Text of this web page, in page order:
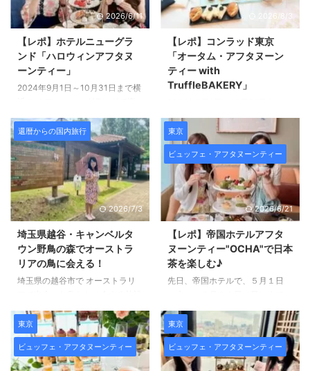
アルなホテル。 ６０代が宿泊し
て実際にどうだったかなど詳しく
ご紹介します。 モクシーホテル
大阪本町とはどんなホテル？ モ
クシーホテル大阪本町は、大阪市
の中心部、 本町エリアに位置す
るマリオット系列のホテルです。
知られていています。 すぐ ...
数が増えれば増えるほどその差は
大きくなります。 今回は 航空会
社が設けているシニア割引につい
て まとめてみました。 ６０代以
上の方の参考になれば嬉しいで
す。 航空会社のシニア割引と
は？ 航空会社のシニア割引は、
の方を対象にした お得な運賃プ
ランです。 ANAの「スマー ...
2026/6/11
【レポ】ホテルニューグラ
ンド「ハロウィンアフタヌ
ーンティー」
2024年9月1日～10月31日まで横
しめる 「ハロウィンアフタヌー
ンティー」 の試食に行ってきま
した！ 「ハロウィンの夜に魔女
がおばけたちを招き、収穫の秋を
楽しむパーティー」 というコン
セプトの 期間限定のアフタヌー
ンティーです。 平日は時間無制
限、土日は３時間楽しめるので
魅力☆ 詳しくご紹介します(*´ω
｀*) ホテルニューグランドは昭和
初期から続くヨーロッパスタイル
の正統派ホテル ホテルニューグ
ヨーロッパスタ ...
2026/8/3
【レポ】コンラッド東京
「オータム・アフタヌーン
ティー with
TruffleBAKERY」
コンラッド東京で楽しめる 「オ
ータム・アフタヌーンティー
with TruffleBAKERY」 の試食会
に行ってきました！ 年齢性別問
わず一流のスイーツと極上のパン
を楽しめる 期間限定のアフタヌ
ーンティーです。 詳しくご紹介
します。 コンラッド東京「オー
タム・アフタヌーンティー with
TruffleBAKERY」 コンラッド東
京でハロウィンシーズンに期間限
定で楽しめる 「オータム・アフ
タヌーンティー with
ードの世界 ...
還暦からの国内旅行
2026/7/3
埼玉県越谷・キャンベルタ
ウン野鳥の森でオーストラ
リアの鳥に会える！
埼玉県の越谷市で オーストラリ
した！ キャンベルタウン野鳥の
森です。 キャンベルタウン野鳥
の森は、 1995年9月に埼玉県越谷
市と オーストラリアのキャンベ
東京
ビュッフェ・アフタヌーンティー
2026/6/21
【レポ】帝国ホテルアフタ
ヌーンティー"OCHA"で日本
茶を楽しむ♪
先日、帝国ホテルで、５月１日
ンティー”OCHA”（オチャ）を楽
しんできました。 年齢問わず、
国籍問わず日本茶の魅力を楽しめ
る アフタヌーンティーです(^^)/
東京
ビュッフェ・アフタヌーンティー
東京
ビュッフェ・アフタヌーンティー